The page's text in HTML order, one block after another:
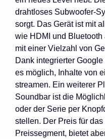
drahtloses Subwoofer-
sorgt. Das Gerät ist mit
wie HDMI und
mit einer Vielzahl von
Dank integrierter
es möglich, Inhalte von
streamen. Ein weiterer
Soundbar ist die
oder der Serie per
stellen. Der Preis für
Preissegment, bietet